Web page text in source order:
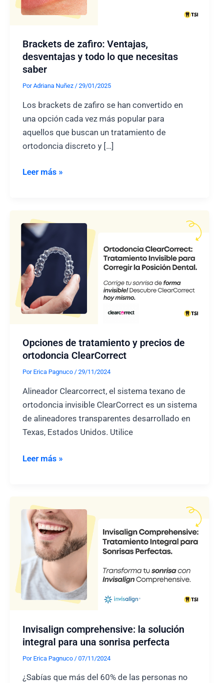
Brackets de zafiro: Ventajas,
desventajas y todo lo que necesitas
saber
PorAdriana Nuñez / 29/01/2025
Los brackets de zafiro se han convertido en
una opción cada vez más popular para
aquellos que buscan un tratamiento de
ortodoncia discreto y […]
Brackets
desventajas
y
lo
que
necesitas
saber
Leer más »
Opciones de tratamiento y precios de
ortodoncia ClearCorrect
Por Erica Pagnuco / 29/11/2024
Alineador Clearcorrect, el sistema texano de
ortodoncia invisible ClearCorrect es un sistema
de alineadores transparentes desarrollado en
Texas, Estados Unidos. Utilice
Opciones
precios
de
ortodoncia
ClearCorrect
Leer más »
Invisalign comprehensive: la solución
integral para una sonrisa perfecta
Por Erica Pagnuco / 07/11/2024
¿Sabías que más del 60% de las personas no